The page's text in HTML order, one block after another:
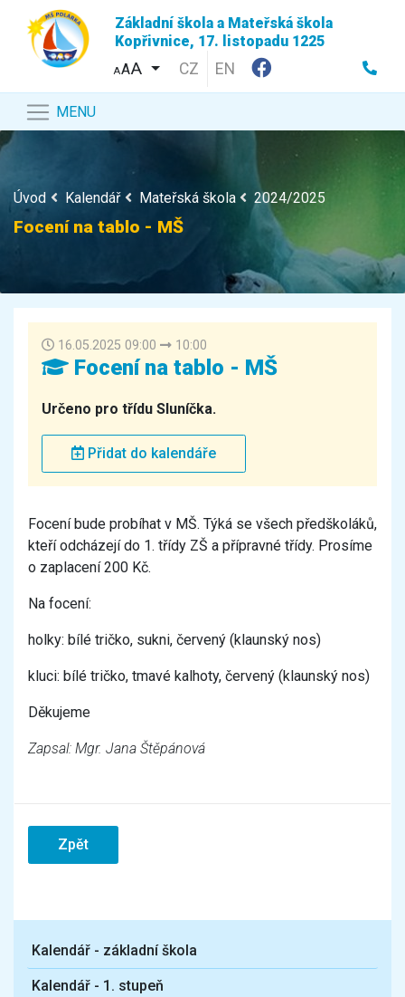
Základní škola a Mateřská škola
Kopřivnice, 17. listopadu 1225
AA CZ EN
MENU
Úvod Kalendář Mateřská škola 2024/2025
Focení na tablo - MŠ
Kalendář - základní škola
Kalendář - 1. stupeň
16.05.2025 09:00 10:00
Focení na tablo - MŠ
Určeno pro třídu Sluníčka.
Přidat do kalendáře
Focení bude probíhat v MŠ. Týká se všech předškoláků,
kteří odcházejí do 1. třídy ZŠ a přípravné třídy. Prosíme
o zaplacení 200 Kč.
Na focení:
holky: bílé tričko, sukni, červený (klaunský nos)
kluci: bílé tričko, tmavé kalhoty, červený (klaunský nos)
Děkujeme
Zapsal: Mgr. Jana Štěpánová
Zpět